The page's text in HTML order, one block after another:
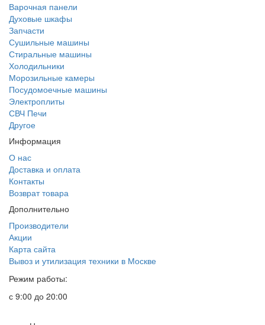
Варочная панели
Духовые шкафы
Запчасти
Сушильные машины
Стиральные машины
Холодильники
Морозильные камеры
Посудомоечные машины
Электроплиты
СВЧ Печи
Другое
Информация
О нас
Доставка и оплата
Контакты
Возврат товара
Дополнительно
Производители
Акции
Карта сайта
Вывоз и утилизация техники в Москве
Режим работы:
с 9:00 до 20:00